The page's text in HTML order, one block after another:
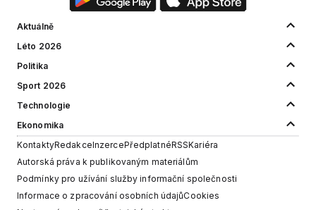
Aktuálně
Léto 2026
Politika
Sport 2026
Technologie
Ekonomika
KontaktyRedakceInzercePředplatnéRSSKariéra
Autorská práva k publikovaným materiálům
Podmínky pro užívání služby informační společnosti
Informace o zpracování osobních údajůCookies